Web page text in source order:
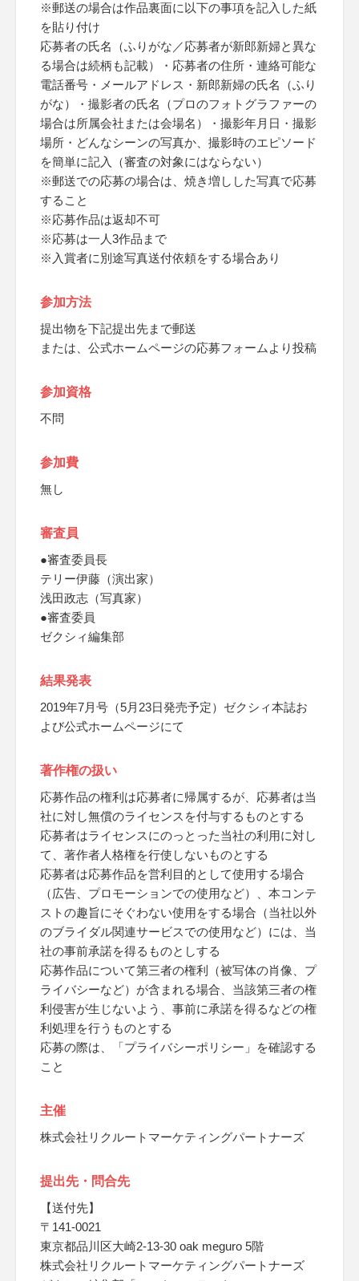
※郵送の場合は作品裏面に以下の事項を記入した紙
を貼り付け
応募者の氏名（ふりがな／応募者が新郎新婦と異な
る場合は続柄も記載）・応募者の住所・連絡可能な
電話番号・メールアドレス・新郎新婦の氏名（ふり
がな）・撮影者の氏名（プロのフォトグラファーの
場合は所属会社または会場名）・撮影年月日・撮影
場所・どんなシーンの写真か、撮影時のエピソード
を簡単に記入（審査の対象にはならない）
※郵送での応募の場合は、焼き増しした写真で応募
すること
※応募作品は返却不可
※応募は一人3作品まで
※入賞者に別途写真送付依頼をする場合あり
参加方法
提出物を下記提出先まで郵送
または、公式ホームページの応募フォームより投稿
参加資格
不問
参加費
無し
審査員
●審査委員長
テリー伊藤（演出家）
浅田政志（写真家）
●審査委員
ゼクシィ編集部
結果発表
2019年7月号（5月23日発売予定）ゼクシィ本誌お
よび公式ホームページにて
著作権の扱い
応募作品の権利は応募者に帰属するが、応募者は当
社に対し無償のライセンスを付与するものとする
応募者はライセンスにのっとった当社の利用に対し
て、著作者人格権を行使しないものとする
応募者は応募作品を営利目的として使用する場合
（広告、プロモーションでの使用など）、本コンテ
ストの趣旨にそぐわない使用をする場合（当社以外
のブライダル関連サービスでの使用など）には、当
社の事前承諾を得るものとしする
応募作品について第三者の権利（被写体の肖像、プ
ライバシーなど）が含まれる場合、当該第三者の権
利侵害が生じないよう、事前に承諾を得るなどの権
利処理を行うものとする
応募の際は、「プライバシーポリシー」を確認する
こと
主催
株式会社リクルートマーケティングパートナーズ
提出先・問合先
【送付先】
〒141-0021
東京都品川区大崎2-13-30 oak meguro 5階
株式会社リクルートマーケティングパートナーズ